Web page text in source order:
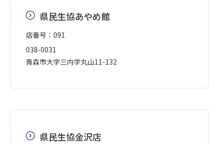
県民生協あやめ館
店番号：091
038-0031
青森市大字三内字丸山11-132
県民生協金沢店